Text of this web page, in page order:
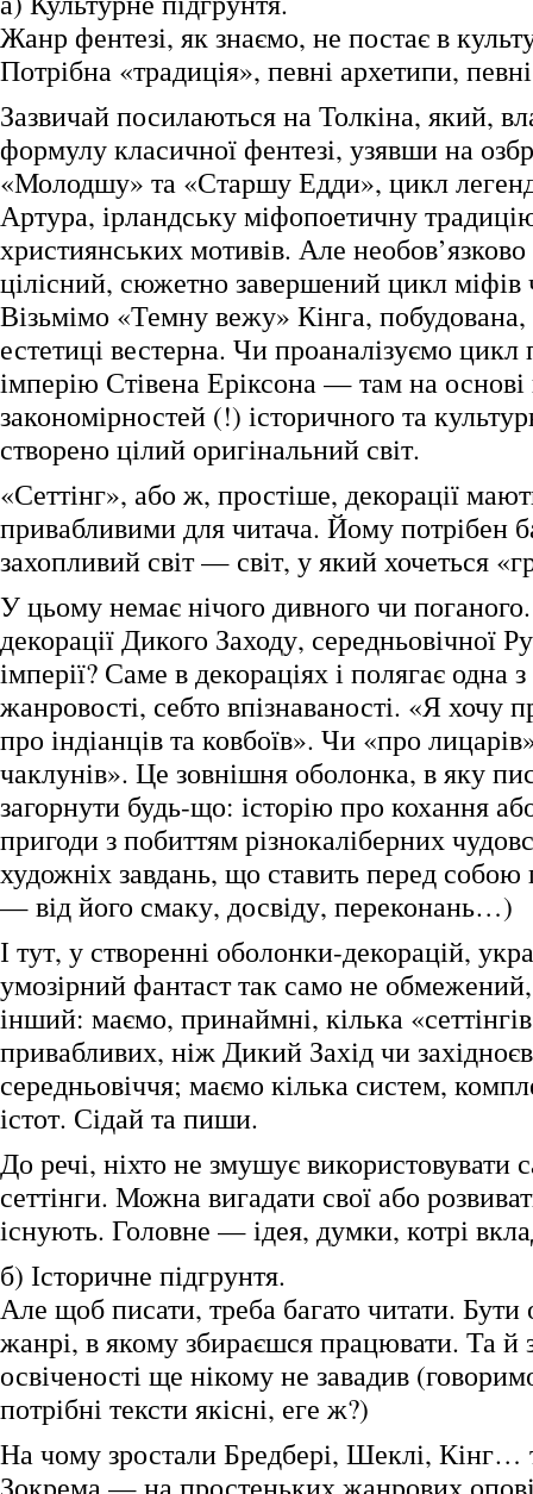
Жанр фентезі, як знаємо, не постає в
Потрібна «традиція», певні архетипи,
Зазвичай посилаються на Толкіна, який,
формулу класичної фентезі, узявши на
«Молодшу» та «Старшу Едди», цикл
Артура, ірландську міфопоетичну
християнських мотивів. Але необов’язково
цілісний, сюжетно завершений цикл міфів
Візьмімо «Темну вежу» Кінга,
естетиці вестерна. Чи проаналізуємо
імперію Стівена Еріксона — там на основі
закономірностей (!) історичного та
створено цілий оригінальний світ.
«Сеттінг», або ж, простіше, декорації
привабливими для читача. Йому потрібен
захопливий світ — світ, у який хочеться
У цьому немає нічого дивного чи
декорації Дикого Заходу, середньовічної
імперії? Саме в декораціях і полягає одна
жанровості, себто впізнаваності. «Я хочу
про індіанців та ковбоїв». Чи «про
чаклунів». Це зовнішня оболонка, в яку
загорнути будь-що: історію про кохання
пригоди з побиттям різнокаліберних
художніх завдань, що ставить перед
— від його смаку, досвіду, переконань…)
І тут, у створенні оболонки-декорацій,
умозірний фантаст так само не
інший: маємо, принаймні, кілька
привабливих, ніж Дикий Захід чи
середньовіччя; маємо кілька систем,
істот. Сідай та пиши.
До речі, ніхто не змушує використовувати
сеттінги. Можна вигадати свої або
існують. Головне — ідея, думки, котрі
б) Історичне підгрунтя.
Але щоб писати, треба багато читати. Бути
жанрі, в якому збираєшся працювати. Та й
освіченості ще нікому не завадив
потрібні тексти якісні, еге ж?)
На чому зростали Бредбері, Шеклі, Кінг…